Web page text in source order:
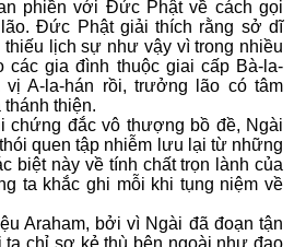
phiền với Ðức Phật về cách gọi
Ðức Phật giải thích rằng sở dĩ
lịch sự như vậy vì trong nhiều
các gia đình thuộc giai cấp Bà-la-
A-la-hán rồi, trưởng lão có tâm
thánh thiện.
chứng đắc vô thượng bồ đề, Ngài
quen tập nhiễm lưu lại từ những
biệt này về tính chất trọn lành của
ta khắc ghi mỗi khi tụng niệm về
Araham, bởi vì Ngài đã đoạn tận
chỉ sợ kẻ thù bên ngoài như đạo